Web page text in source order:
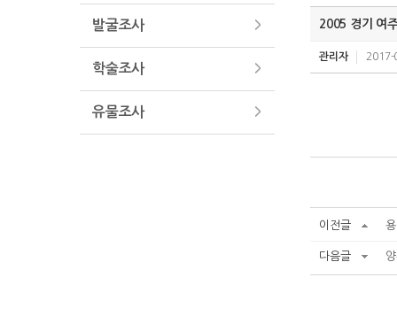
발굴조사
학술조사
유물조사
2005 경기 여
관리자 2017-
이전글
다음글